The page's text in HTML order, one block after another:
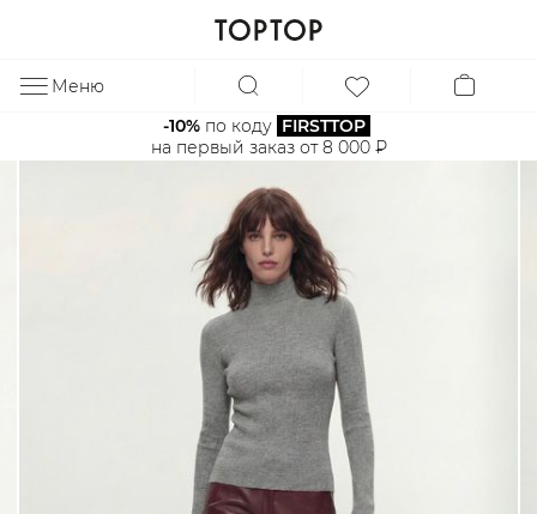
Меню
-10% по коду FIRSTTOP
на первый заказ от 8 000 ₽